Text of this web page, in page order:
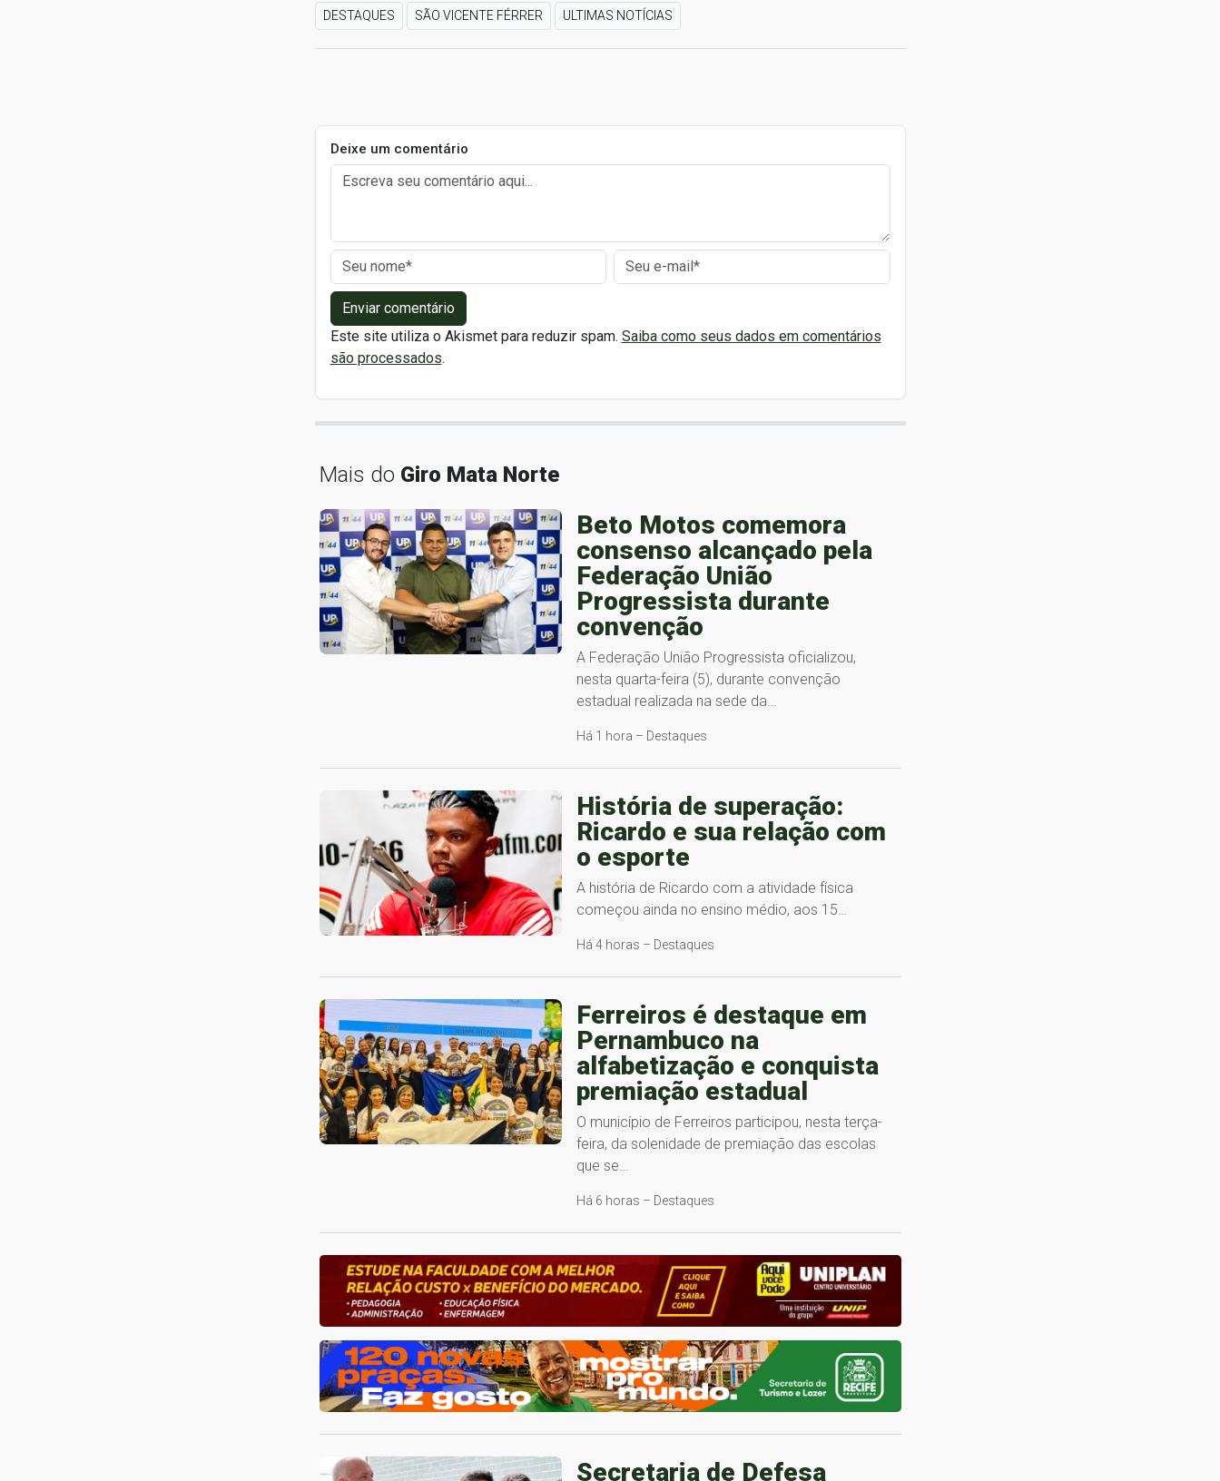
DESTAQUES SÃO VICENTE FÉRRER ULTIMAS NOTÍCIAS
Deixe um comentário
Enviar comentário
Este site utiliza o Akismet para reduzir spam. Saiba como seus dados em comentários
são processados.
Mais do Giro Mata Norte
Beto Motos comemora
consenso alcançado pela
Federação União
Progressista durante
convenção
A Federação União Progressista oficializou,
nesta quarta-feira (5), durante convenção
estadual realizada na sede da…
Há 1 hora – Destaques
História de superação:
Ricardo e sua relação com
o esporte
A história de Ricardo com a atividade física
começou ainda no ensino médio, aos 15…
Há 4 horas – Destaques
Ferreiros é destaque em
Pernambuco na
alfabetização e conquista
premiação estadual
O município de Ferreiros participou, nesta terça-
feira, da solenidade de premiação das escolas
que se…
Há 6 horas – Destaques
Secretaria de Defesa